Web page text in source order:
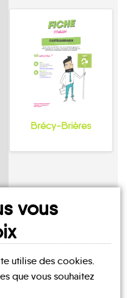
Brécy-Brières
?
vous
utilise des cookies.
que vous souhaitez